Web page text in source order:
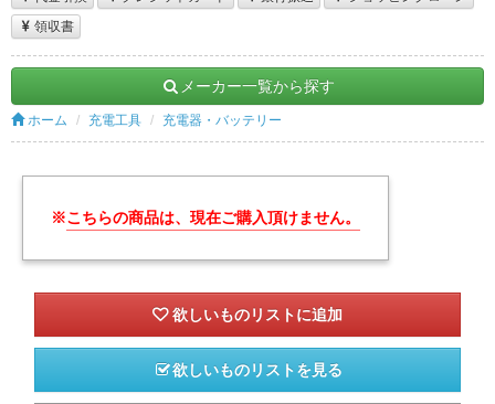
領収書
メーカー一覧から探す
ホーム 充電工具 充電器・バッテリー
※こちらの商品は、現在ご購入頂けません。
欲しいものリストを見る